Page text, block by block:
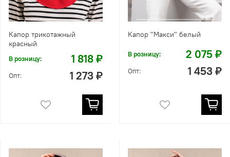
Капор трикотажный
красный
В розницу: 1 818 ₽
Опт: 1 273 ₽
Капор "Макси" белый
В розницу: 2 075 ₽
Опт: 1 453 ₽